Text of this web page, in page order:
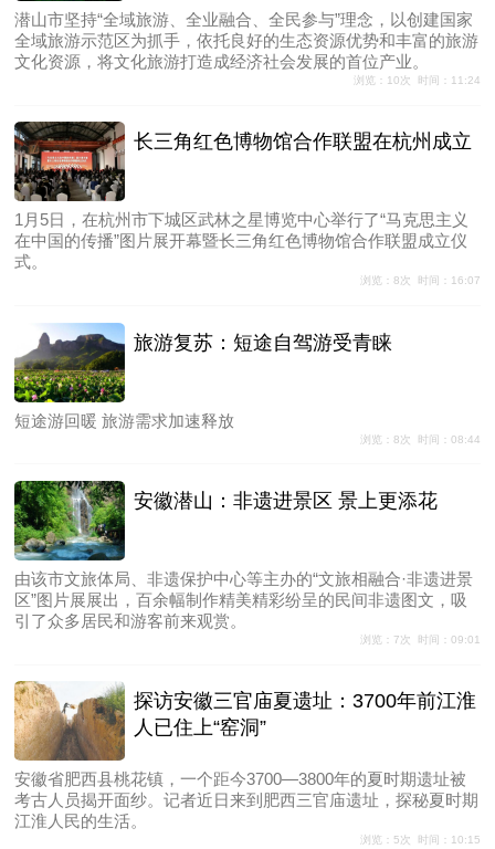
潜山市坚持“全域旅游、全业融合、全民参与”理念，以创建国家
全域旅游示范区为抓手，依托良好的生态资源优势和丰富的旅游
文化资源，将文化旅游打造成经济社会发展的首位产业。
浏览：10次 时间：11:24
长三角红色博物馆合作联盟在杭州成立
1月5日，在杭州市下城区武林之星博览中心举行了“马克思主义
在中国的传播”图片展开幕暨长三角红色博物馆合作联盟成立仪
式。
浏览：8次 时间：16:07
旅游复苏：短途自驾游受青睐
短途游回暖 旅游需求加速释放
浏览：8次 时间：08:44
安徽潜山：非遗进景区 景上更添花
由该市文旅体局、非遗保护中心等主办的“文旅相融合·非遗进景
区”图片展展出，百余幅制作精美精彩纷呈的民间非遗图文，吸
引了众多居民和游客前来观赏。
浏览：7次 时间：09:01
探访安徽三官庙夏遗址：3700年前江淮
人已住上“窑洞”
安徽省肥西县桃花镇，一个距今3700—3800年的夏时期遗址被
考古人员揭开面纱。记者近日来到肥西三官庙遗址，探秘夏时期
江淮人民的生活。
浏览：5次 时间：10:15